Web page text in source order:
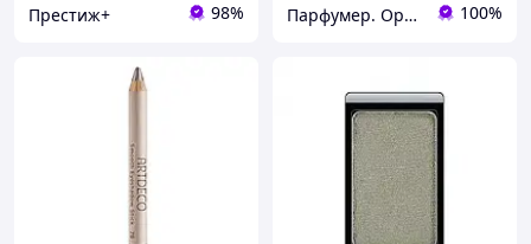
Престиж+ 98% Парфумер. Оригінальна парфумерія та косметика у Харкові, Україні 100%